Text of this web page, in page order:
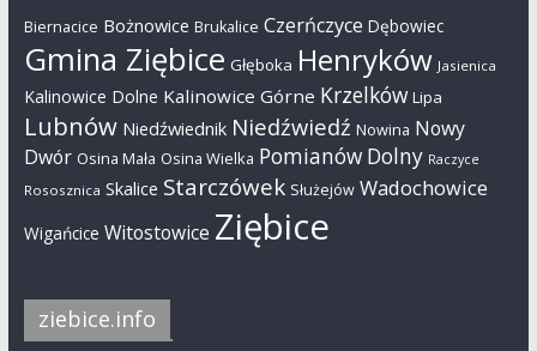
Biernacice Bożnowice Brukalice Czerńczyce Dębowiec
Gmina Ziębice Głęboka Henryków Jasienica
Kalinowice Dolne Kalinowice Górne Krzelków Lipa
Lubnów Niedźwiednik Niedźwiedź Nowina Nowy
Dwór Osina Mała Osina Wielka Pomianów Dolny Raczyce
Rososznica Skalice Starczówek Służejów Wadochowice
Wigańcice Witostowice Ziębice
ziebice.info